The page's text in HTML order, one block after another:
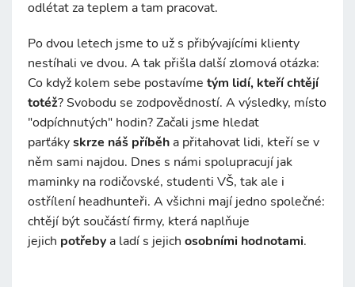
odlétat za teplem a tam pracovat.
Po dvou letech jsme to už s přibývajícími klienty
nestíhali ve dvou. A tak přišla další zlomová otázka:
Co když kolem sebe postavíme tým lidí, kteří chtějí
totéž? Svobodu se zodpovědností. A výsledky, místo
"odpíchnutých" hodin? Začali jsme hledat
parťákyskrze náš příběha přitahovat lidi, kteří se v
něm sami najdou. Dnes s námi spolupracují jak
maminky na rodičovské, studenti VŠ, tak ale i
ostřílení headhunteři. A všichni mají jedno společné:
chtějí být součástí firmy, která naplňuje
jejich potřebya ladí s jejich osobními hodnotami.